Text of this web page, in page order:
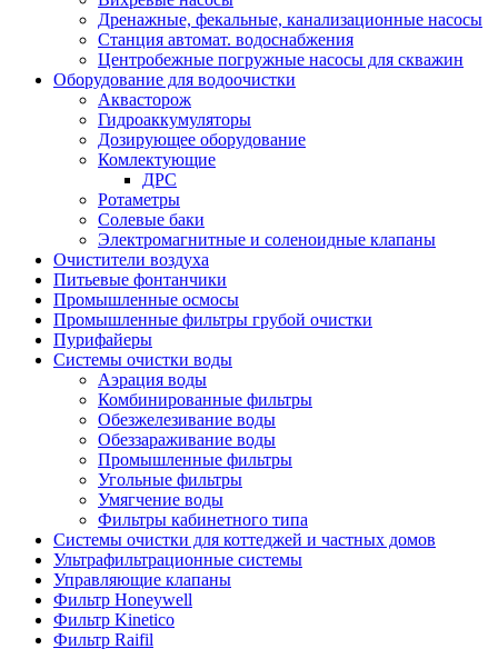
Дренажные, фекальные, канализационные насосы
Станция автомат. водоснабжения
Центробежные погружные насосы для скважин
Оборудование для водоочистки
Аквасторож
Гидроаккумуляторы
Дозирующее оборудование
Комлектующие
ДРС
Ротаметры
Солевые баки
Электромагнитные и соленоидные клапаны
Очистители воздуха
Питьевые фонтанчики
Промышленные осмосы
Промышленные фильтры грубой очистки
Пурифайеры
Системы очистки воды
Аэрация воды
Комбинированные фильтры
Обезжелезивание воды
Обеззараживание воды
Промышленные фильтры
Угольные фильтры
Умягчение воды
Фильтры кабинетного типа
Системы очистки для коттеджей и частных домов
Ультрафильтрационные системы
Управляющие клапаны
Фильтр Honeywell
Фильтр Kinetico
Фильтр Raifil